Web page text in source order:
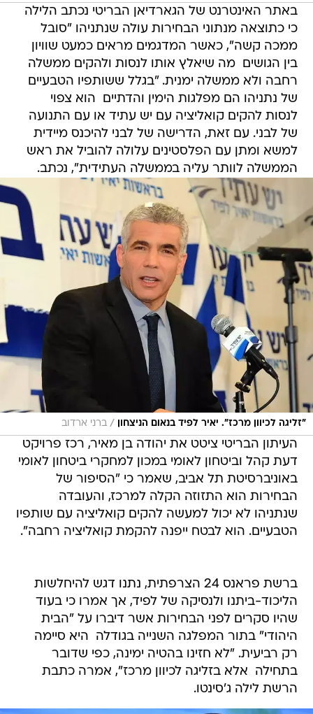
באתר האינטרנט של הגארדיאן הבריטי נכתב הלילה
כי כתוצאה מנתוני הבחירות עולה שנתניהו "סובל
ממכה קשה", כאשר המדגמים מראים כמעט שוויון
בין הגושים  מה שיאלץ אותו לנסות ולהקים ממשלה
רחבה ולא ממשלה ימנית. "בגלל ששותפיו הטבעיים
של נתניהו הם מפלגות הימין והדתיים  הוא צפוי
לנסות להקים קואליציה עם יש עתיד או עם התנועה
של לבני. עם זאת, הדרישה של לבני להיכנס מיידית
למשא ומתן עם הפלסטינים עלולה להוביל את ראש
הממשלה לוותר עליה בממשלה העתידית", נכתב.
"זליגה לכיוון מרכז". יאיר לפיד בנאום הניצחון / ברני ארדוב
העיתון הבריטי ציטט את יהודה בן מאיר, רכז פרויקט
דעת קהל וביטחון לאומי במכון למחקרי ביטחון לאומי
באוניברסיטת תל אביב, שאמר כי "הסיפור של
הבחירות הוא התזוזה הקלה למרכז, והעובדה
שנתניהו לא יכול למעשה להקים קואליציה עם שותפיו
הטבעיים. הוא לבטח ייפנה להקמת קואליציה רחבה".
ברשת פראנס 24 הצרפתית, נתנו דגש להיחלשות
הליכוד-ביתנו ולנסיקה של לפיד, אך אמרו כי בעוד
שהיו סקרים לפני הבחירות אשר דיברו על "הבית
היהודי" בתור המפלגה השנייה בגודלה  היא סיימה
רק רביעית. "לא חזינו בהטיה ימינה, כפי שדובר
בתחילה  אלא בזליגה לכיוון מרכז", אמרה כתבת
הרשת לילה ג'סינטו.